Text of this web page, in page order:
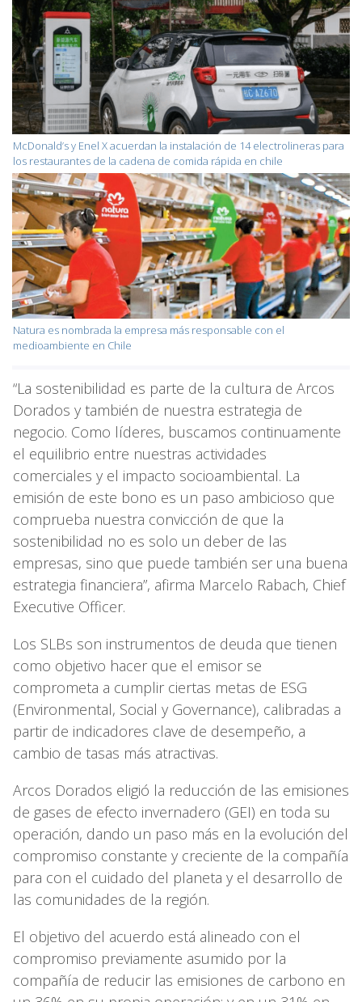
McDonald’s y Enel X acuerdan la instalación de 14 electrolineras para
los restaurantes de la cadena de comida rápida en chile
Natura es nombrada la empresa más responsable con el
medioambiente en Chile
“La sostenibilidad es parte de la cultura de Arcos
Dorados y también de nuestra estrategia de
negocio. Como líderes, buscamos continuamente
el equilibrio entre nuestras actividades
comerciales y el impacto socioambiental. La
emisión de este bono es un paso ambicioso que
comprueba nuestra convicción de que la
sostenibilidad no es solo un deber de las
empresas, sino que puede también ser una buena
estrategia financiera”, afirma Marcelo Rabach, Chief
Executive Officer.
Los SLBs son instrumentos de deuda que tienen
como objetivo hacer que el emisor se
comprometa a cumplir ciertas metas de ESG
(Environmental, Social y Governance), calibradas a
partir de indicadores clave de desempeño, a
cambio de tasas más atractivas.
Arcos Dorados eligió la reducción de las emisiones
de gases de efecto invernadero (GEI) en toda su
operación, dando un paso más en la evolución del
compromiso constante y creciente de la compañía
para con el cuidado del planeta y el desarrollo de
las comunidades de la región.
El objetivo del acuerdo está alineado con el
compromiso previamente asumido por la
compañía de reducir las emisiones de carbono en